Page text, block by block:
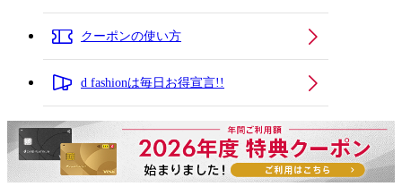
クーポンの使い方
d fashionは毎日お得宣言!!